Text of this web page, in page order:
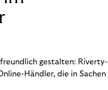
gestalten: Riverty-
Händler, die in Sachen